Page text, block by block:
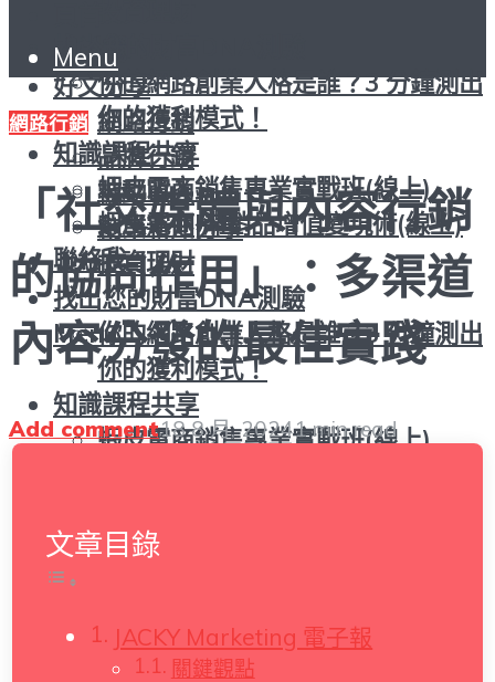
找出您的財富DNA測驗
你的網路創業人格是誰？3 分鐘測出
你的獲利模式！
知識課程共享
蝦皮電商銷售專業實戰班(線上)
蝦皮電商|滯銷品增值變現術(線上)
聯絡我
Menu
關於我
好文分享
網路行銷
品牌行銷
被動收入
創業新知分享
投資理財
找出您的財富DNA測驗
你的網路創業人格是誰？3 分鐘測出
你的獲利模式！
知識課程共享
蝦皮電商銷售專業實戰班(線上)
Menu
Menu
網路行銷
「社交媒體與內容行銷
的協同作用」：多渠道
內容分發的最佳實踐
Add comment18 8 月, 20241 min read
文章目錄
JACKY Marketing 電子報
關鍵觀點